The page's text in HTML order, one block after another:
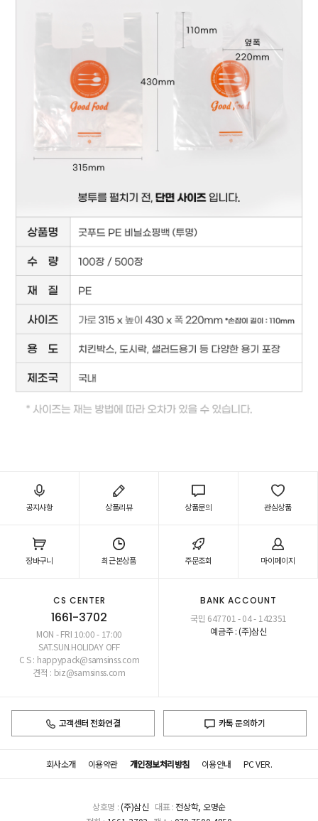
공지사항 상품리뷰 상품문의 관심상품
장바구니 최근본상품 주문조회 마이페이지
CS CENTER
1661-3702
MON - FRI 10:00 - 17:00
SAT.SUN.HOLIDAY OFF
C S : happypack@samsinss.com
견적 : biz@samsinss.com
BANK ACCOUNT
국민 647701 - 04 - 142351
예금주 : (주)삼신
고객센터 전화연결 카톡 문의하기
회사소개 이용약관 개인정보처리방침 이용안내 PC VER.
상호명 :(주)삼신 대표 : 전상학, 오명순